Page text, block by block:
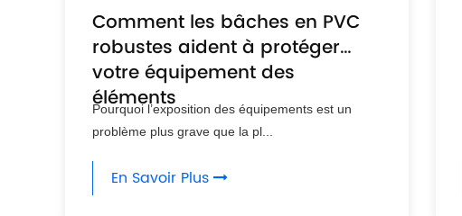
Comment les bâches en PVC
robustes aident à protéger
votre équipement des
éléments
Pourquoi l’exposition des équipements est un
problème plus grave que la pl...
En Savoir Plus